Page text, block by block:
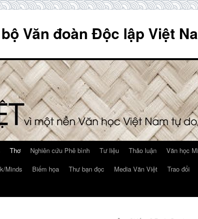
Văn đoàn Độc lập Việt
Thơ Nghiên cứu Phê bình Tư liệu Thảo luận Văn học
Minds Biếm họa Thư bạn đọc Media Văn Việt Trao đổi